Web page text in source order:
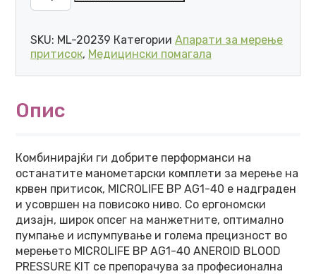
SKU: ML-20239 Категории Апарати за мерење
притисок, Медицински помагала
Опис
Комбинирајќи ги добрите перформанси на
останатите манометарски комплети за мерење на
крвен притисок, MICROLIFE BP AG1-40 е надграден
и усовршен на повисоко ниво. Со ергономски
дизајн, широк опсег на манжетните, оптимално
пумпање и испумпување и голема прецизност во
мерењето MICROLIFE BP AG1-40 ANEROID BLOOD
PRESSURE KIT се препорачува за професионална